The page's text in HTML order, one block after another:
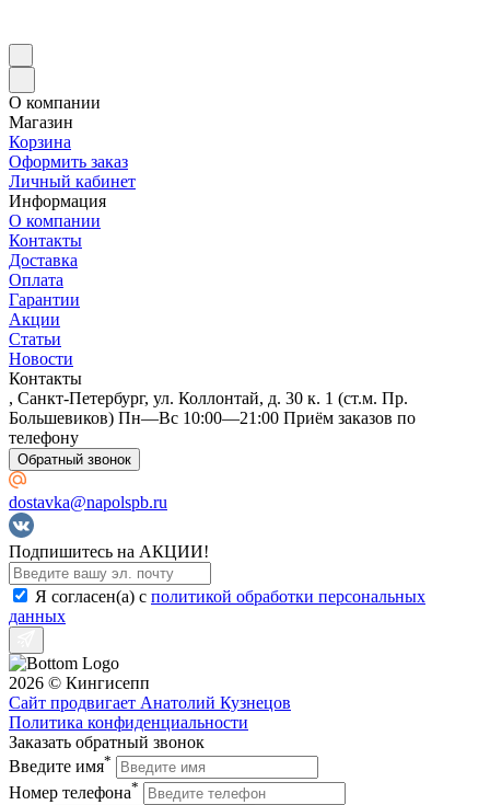
О компании
Магазин
Корзина
Оформить заказ
Личный кабинет
Информация
О компании
Контакты
Доставка
Оплата
Гарантии
Акции
Статьи
Новости
Контакты
, Санкт-Петербург, ул. Коллонтай, д. 30 к. 1 (ст.м. Пр.
Большевиков) Пн—Вс 10:00—21:00 Приём заказов по
телефону
Обратный звонок
dostavka@napolspb.ru
Подпишитесь на АКЦИИ!
Я согласен(a) с политикой обработки персональных
данных
2026 © Кингисепп
Сайт продвигает Анатолий Кузнецов
Политика конфиденциальности
Заказать обратный звонок
Введите имя*
Номер телефона*